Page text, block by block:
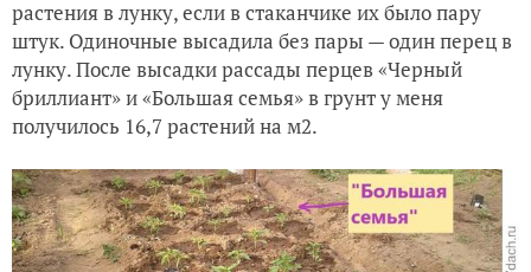
растения в лунку, если в стаканчике их было пару
штук. Одиночные высадила без пары — один перец в
лунку. После высадки рассады перцев «Черный
бриллиант» и «Большая семья» в грунт у меня
получилось 16,7 растений на м2.